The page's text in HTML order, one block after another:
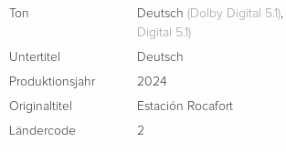
Ton
Deutsch (Dolby Digital 5.1),
Digital 5.1)
Untertitel
Deutsch
Produktionsjahr
2024
Originaltitel
Estación Rocafort
Ländercode
2